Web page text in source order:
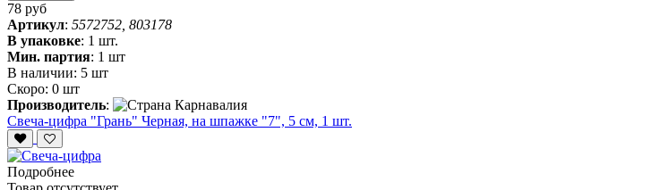
78 руб
Артикул: 5572752, 803178
В упаковке: 1 шт.
Мин. партия: 1 шт
В наличии: 5 шт
Скоро: 0 шт
Производитель:
Свеча-цифра "‎Грань" Черная, на шпажке "7", 5 см, 1 шт.
Подробнее